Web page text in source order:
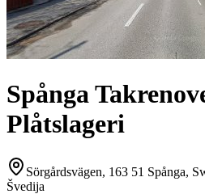
Spånga
Plåtslageri
Sörgårdsvägen, 163 51 Spånga,
Švedija